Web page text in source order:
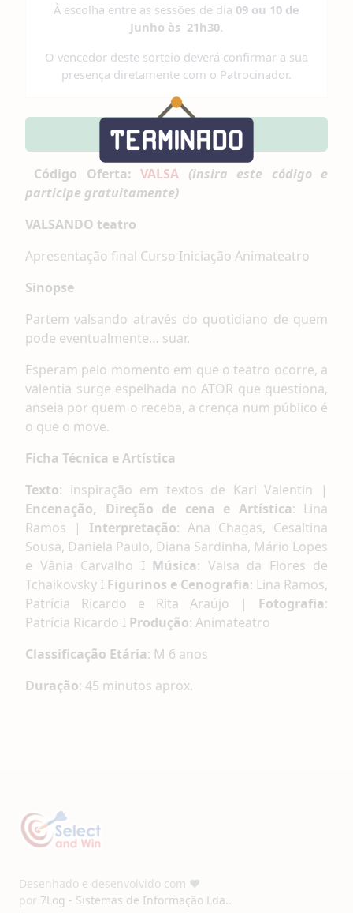
À escolha entre as sessões de dia 09 ou 10 de
Junho às 21h30.
O vencedor deste sorteio deverá confirmar a sua
presença diretamente com o Patrocinador.
Participar
Código Oferta:VALSA (insira este código e
participe gratuitamente)
VALSANDO teatro
Apresentação final Curso Iniciação Animateatro
Sinopse
Partem valsando através do quotidiano de quem
pode eventualmente… suar.
Esperam pelo momento em que o teatro ocorre, a
valentia surge espelhada no ATOR que questiona,
anseia por quem o receba, a crença num público é
o que o move.
Ficha Técnica e Artística
Texto: inspiração em textos de Karl Valentin |
Encenação, Direção de cena e Artística: Lina
Ramos | Interpretação: Ana Chagas, Cesaltina
Sousa, Daniela Paulo, Diana Sardinha, Mário Lopes
e Vânia Carvalho I Música: Valsa da Flores de
Tchaikovsky I Figurinos e Cenografia: Lina Ramos,
Patrícia Ricardo e Rita Araújo | Fotografia:
Patrícia Ricardo I Produção: Animateatro
Classificação Etária: M 6 anos
Duração: 45 minutos aprox.
Desenhado e desenvolvido com ❤️
por 7Log - Sistemas de Informação Lda..